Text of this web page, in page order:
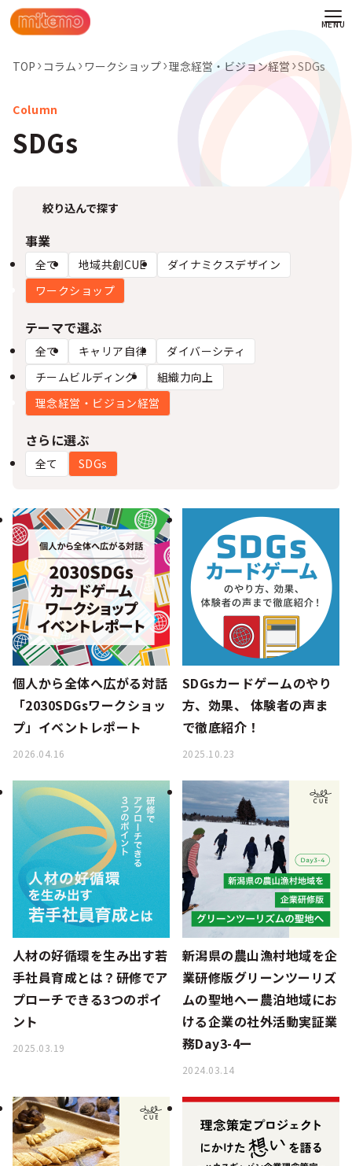
TOP コラム ワークショップ 理念経営・ビジョン経営 SDGs
SDGs
絞り込んで探す
事業
全て 地域共創CUE
ダイナミクスデザイン
ワークショップ
テーマで選ぶ
全て キャリア自律
ダイバーシティ
チームビルディング
組織力向上
理念経営・ビジョン経営
さらに選ぶ
全て SDGs
個人から全体へ広がる対話
「2030SDGsワークショッ
プ」イベントレポート
2026.04.16
SDGsカードゲームのやり
方、効果、 体験者の声ま
で徹底紹介！
2025.10.23
人材の好循環を生み出す若
手社員育成とは？研修でア
プローチできる3つのポイ
ント
2025.03.19
新潟県の農山漁村地域を企
業研修版グリーンツーリズ
ムの聖地へー農泊地域にお
ける企業の社外活動実証業
務Day3-4ー
2024.03.14